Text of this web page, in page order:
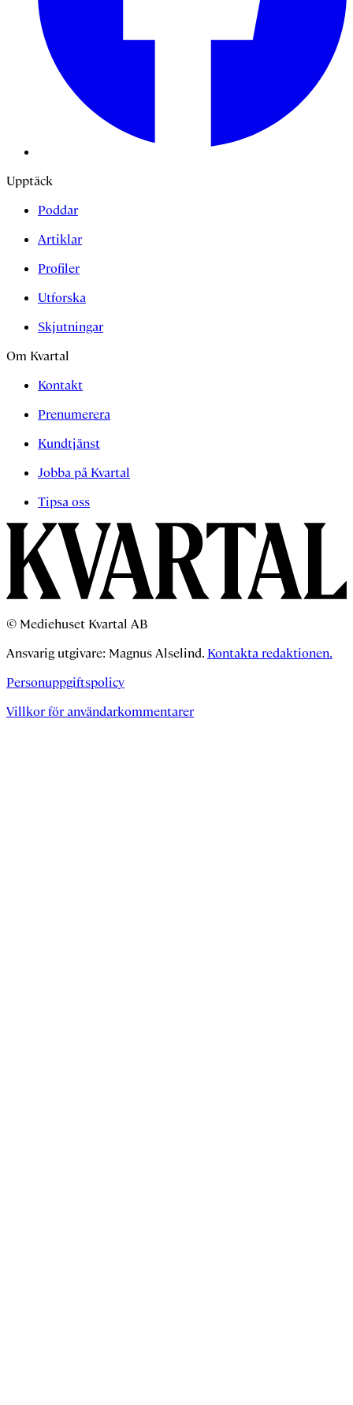
Upptäck
Poddar
Artiklar
Profiler
Utforska
Skjutningar
Om Kvartal
Kontakt
Prenumerera
Kundtjänst
Jobba på Kvartal
Tipsa oss
© Mediehuset Kvartal AB
Ansvarig utgivare: Magnus Alselind. Kontakta redaktionen.
Personuppgiftspolicy
Villkor för användarkommentarer